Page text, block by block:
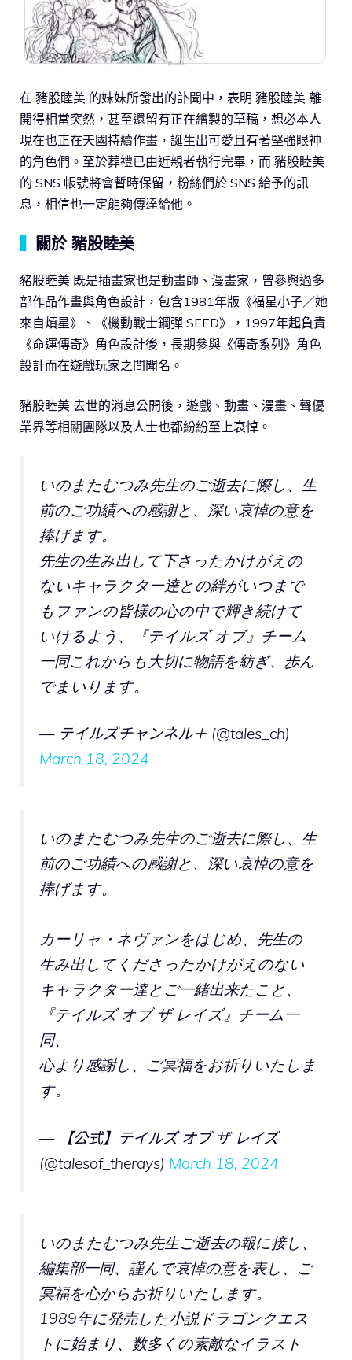
在 豬股睦美 的妹妹所發出的訃聞中，表明 豬股睦美 離
開得相當突然，甚至還留有正在繪製的草稿，想必本人
現在也正在天國持續作畫，誕生出可愛且有著堅強眼神
的角色們。至於葬禮已由近親者執行完畢，而 豬股睦美
的 SNS 帳號將會暫時保留，粉絲們於 SNS 給予的訊
息，相信也一定能夠傳達給他。
關於 豬股睦美
豬股睦美 既是插畫家也是動畫師、漫畫家，曾參與過多
部作品作畫與角色設計，包含1981年版《福星小子／她
來自煩星》、《機動戰士鋼彈 SEED》，1997年起負責
《命運傳奇》角色設計後，長期參與《傳奇系列》角色
設計而在遊戲玩家之間聞名。
豬股睦美 去世的消息公開後，遊戲、動畫、漫畫、聲優
業界等相關團隊以及人士也都紛紛至上哀悼。
いのまたむつみ先生のご逝去に際し、生
前のご功績への感謝と、深い哀悼の意を
捧げます。
先生の生み出して下さったかけがえの
ないキャラクター達との絆がいつまで
もファンの皆様の心の中で輝き続けて
いけるよう、『テイルズ オブ』チーム
一同これからも大切に物語を紡ぎ、歩ん
でまいります。
— テイルズチャンネル＋ (@tales_ch)
March 18, 2024
いのまたむつみ先生のご逝去に際し、生
前のご功績への感謝と、深い哀悼の意を
捧げます。
カーリャ・ネヴァンをはじめ、先生の
生み出してくださったかけがえのない
キャラクター達とご一緒出来たこと、
『テイルズ オブ ザ レイズ』チーム一
同、
心より感謝し、ご冥福をお祈りいたしま
す。
— 【公式】テイルズ オブ ザ レイズ
(@talesof_therays) March 18, 2024
いのまたむつみ先生ご逝去の報に接し、
編集部一同、謹んで哀悼の意を表し、ご
冥福を心からお祈りいたします。
1989年に発売した小説ドラゴンクエス
トに始まり、数多くの素敵なイラスト